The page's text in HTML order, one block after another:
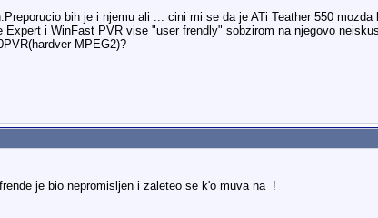
bih je i njemu ali ... cini mi se da je ATi Teather 550
i WinFast PVR vise "user frendly" sobzirom na njegovo
MPEG2)?
je bio nepromisljen i zaleteo se k'o muva na !